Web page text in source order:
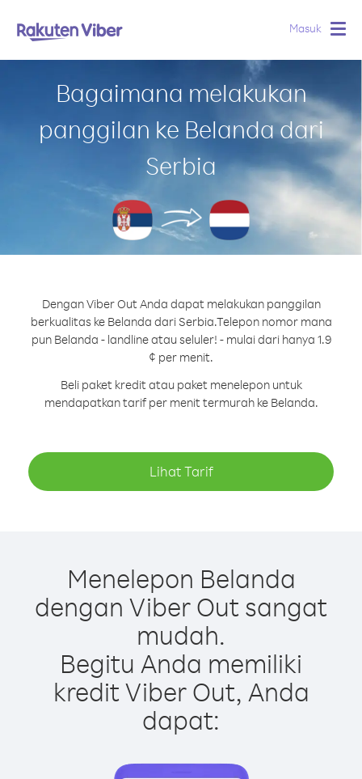
Masuk
Bagaimana melakukan
panggilan ke Belanda dari
Serbia
Dengan Viber Out Anda dapat melakukan panggilan
berkualitas ke Belanda dari Serbia.Telepon nomor mana
pun Belanda - landline atau seluler! - mulai dari hanya 1.9
¢ per menit.
Beli paket kredit atau paket menelepon untuk
mendapatkan tarif per menit termurah ke Belanda.
Lihat Tarif
Menelepon Belanda
dengan Viber Out sangat
mudah.
Begitu Anda memiliki
kredit Viber Out, Anda
dapat: